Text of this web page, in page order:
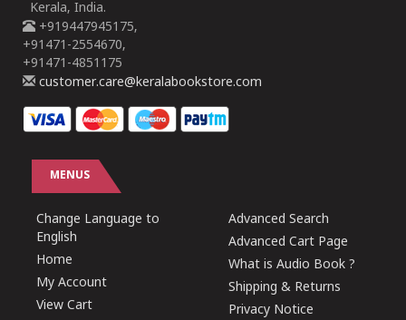
Kerala, India.
+919447945175,
+91471-2554670,
+91471-4851175
customer.care@keralabookstore.com
MENUS
Change Language to
English
Home
My Account
View Cart
Advanced Search
Advanced Cart Page
What is Audio Book ?
Shipping & Returns
Privacy Notice